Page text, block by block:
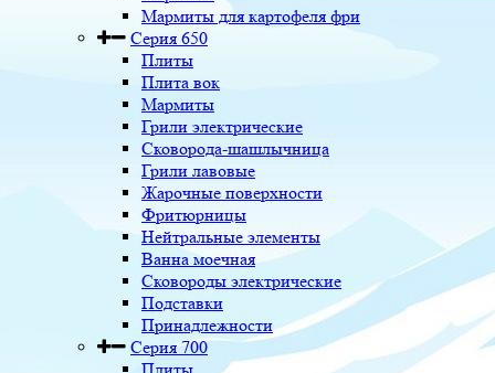
Мармиты для картофеля фри
Серия 650
Плиты
Плита вок
Мармиты
Грили электрические
Сковорода-шашлычница
Грили лавовые
Жарочные поверхности
Фритюрницы
Нейтральные элементы
Ванна моечная
Сковороды электрические
Подставки
Принадлежности
Серия 700